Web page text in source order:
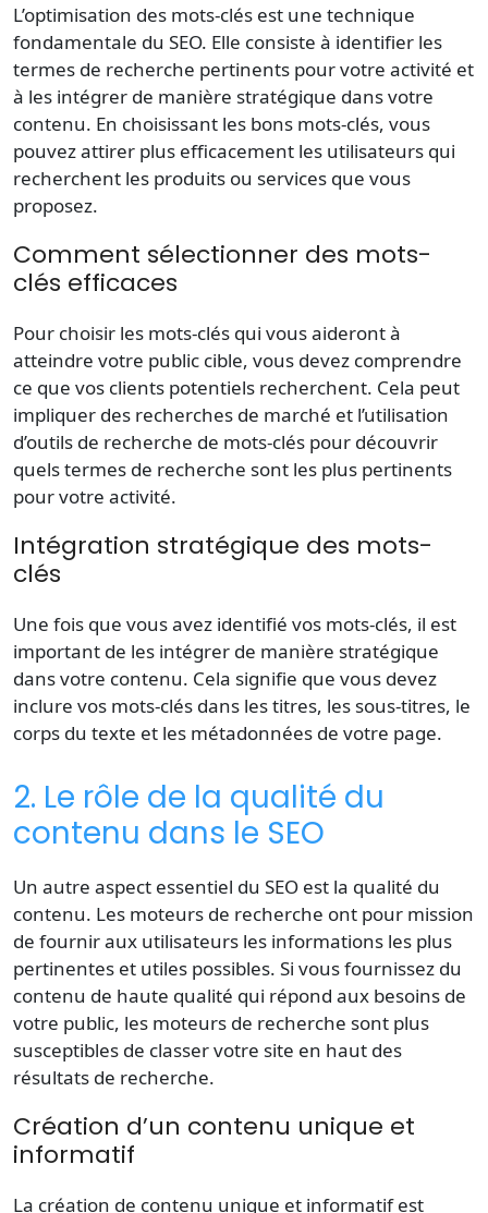
L’optimisation des mots-clés est une technique
fondamentale du SEO. Elle consiste à identifier les
termes de recherche pertinents pour votre activité et
à les intégrer de manière stratégique dans votre
contenu. En choisissant les bons mots-clés, vous
pouvez attirer plus efficacement les utilisateurs qui
recherchent les produits ou services que vous
proposez.
Comment sélectionner des mots-
clés efficaces
Pour choisir les mots-clés qui vous aideront à
atteindre votre public cible, vous devez comprendre
ce que vos clients potentiels recherchent. Cela peut
impliquer des recherches de marché et l’utilisation
d’outils de recherche de mots-clés pour découvrir
quels termes de recherche sont les plus pertinents
pour votre activité.
Intégration stratégique des mots-
clés
Une fois que vous avez identifié vos mots-clés, il est
important de les intégrer de manière stratégique
dans votre contenu. Cela signifie que vous devez
inclure vos mots-clés dans les titres, les sous-titres, le
corps du texte et les métadonnées de votre page.
2. Le rôle de la qualité du
contenu dans le SEO
Un autre aspect essentiel du SEO est la qualité du
contenu. Les moteurs de recherche ont pour mission
de fournir aux utilisateurs les informations les plus
pertinentes et utiles possibles. Si vous fournissez du
contenu de haute qualité qui répond aux besoins de
votre public, les moteurs de recherche sont plus
susceptibles de classer votre site en haut des
résultats de recherche.
Création d’un contenu unique et
informatif
La création de contenu unique et informatif est